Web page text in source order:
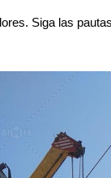
Siga las